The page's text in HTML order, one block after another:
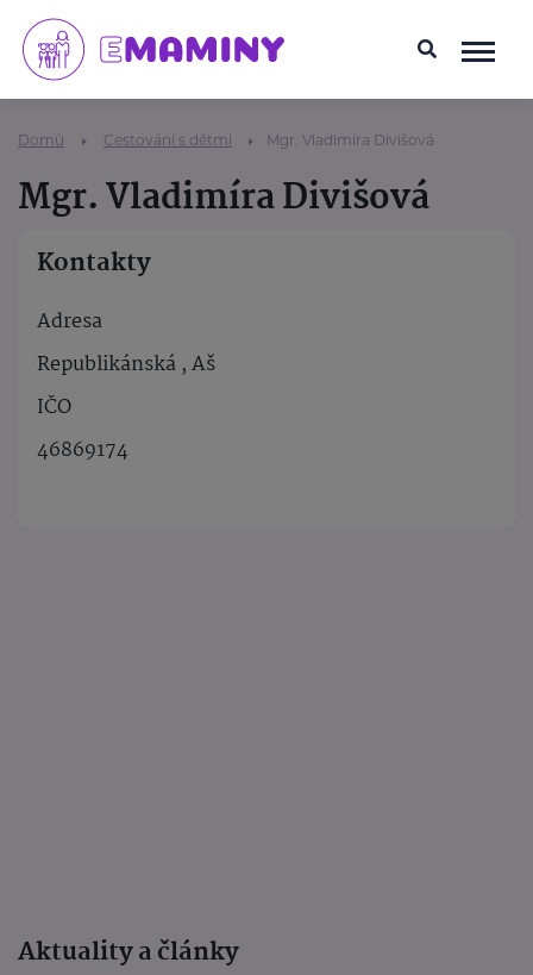
Domů Cestování s dětmi Mgr. Vladimíra Divišová
Mgr. Vladimíra Divišová
Kontakty
Adresa
Republikánská , Aš
IČO
46869174
Aktuality a články